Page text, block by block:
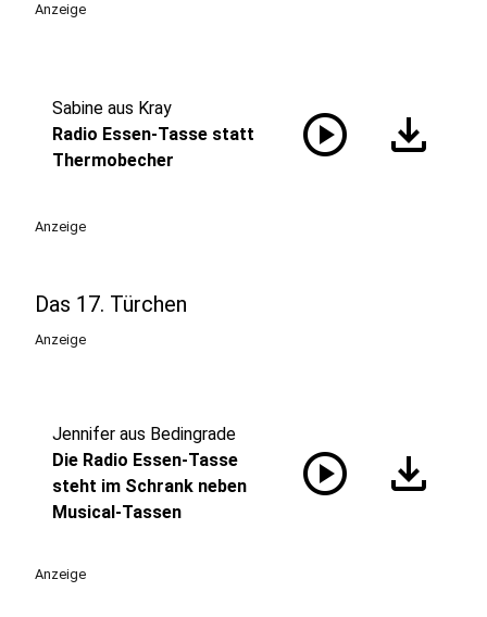
Anzeige
Sabine aus Kray
Radio Essen-Tasse statt
Thermobecher
play_circle download
Anzeige
Das 17. Türchen
Anzeige
Jennifer aus Bedingrade
Die Radio Essen-Tasse
steht im Schrank neben
Musical-Tassen
play_circle download
Anzeige